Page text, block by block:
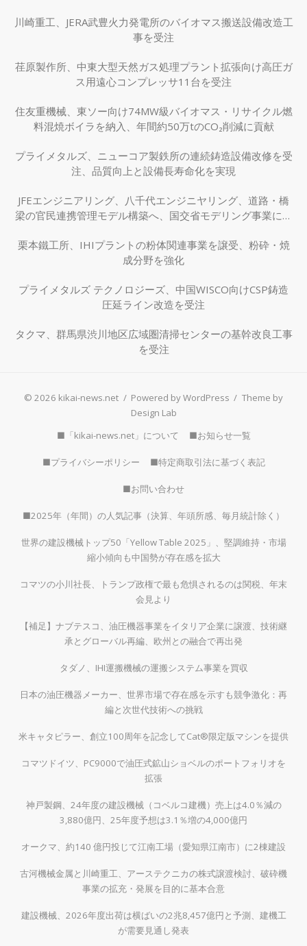
川崎重工、JERA武豊火力発電所のバイオマス搬送設備改造工
事を受注
荏原製作所、中東大型天然ガス処理プラント拡張向け高圧ガ
ス用遠心コンプレッサ11台を受注
住友重機械、東ソー向け74MW級バイオマス・リサイクル燃
料混焼ボイラを納入、年間約50万tのCO₂削減に貢献
プライメタルズ、ニューコア製鉄所の連続鋳造設備改修を受
注、品質向上と設備長寿命化を実現
JFEエンジニアリング、八千代エンジニヤリング、道路・橋
梁の官民連携管理モデル構築へ、国交省モデリング事業に採
栗本鐵工所、IHIプラントの粉体関連事業を譲受、粉砕・焼
成分野を強化
プライメタルズ テクノロジーズ、中国WISCO向けCSP鋳造
圧延ライン改造を受注
タクマ、群馬県渋川地区広域圏清掃センターの基幹改良工事
を受注
© 2026 kikai-news.net / Powered by WordPress / Theme by
Design Lab
■「kikai-news.net」について
■お知らせ一覧
■プライバシーポリシー ■特定商取引法に基づく表記
■お問い合わせ
■2025年（年間）の人気記事（決算、年頭所感、毎月統計除く）
世界の建設機械トップ50「Yellow Table 2025」、堅調維持・市場
縮小傾向も中国勢が存在感を拡大
コマツの小川社長、トランプ政権で最も危惧されるのは関税、年末
会見より
【補足】ナブテスコ、油圧機器事業をイタリア企業に譲渡、技術継
承とグローバル再編、欧州との融合で再出発
タダノ、IHI運搬機械の運搬システム事業を買収
日本の油圧機器メーカー、世界市場で存在感を示すも競争激化：再
編と次世代技術への挑戦
米キャタピラー、創立100周年を記念してCat®限定版マシンを提供
コマツドイツ、PC9000で油圧式鉱山ショベルのポートフォリオを
拡張
神戸製鋼、24年度の建設機械（コベルコ建機）売上は4.0％減の
3,880億円、25年度予想は3.1％増の4,000億円
オークマ、約140 億円投じて江南工場（愛知県江南市）に2棟建設
古河機械金属と川崎重工、アーステクニカの株式譲渡検討、破砕機
事業の拡充・発展を目的に基本合意
建設機械、2026年度出荷は横ばいの2兆8,457億円と予測、建機工
が需要見通し発表